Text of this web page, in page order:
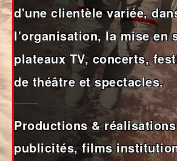
d'une clientèle variée,
l'organisation, la mise en
plateaux TV, concerts,
de théâtre et spectacles.
Productions &
publicités, films